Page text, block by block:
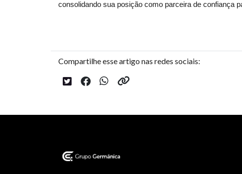
consolidando sua posição como parceira de confiança
Compartilhe esse artigo nas redes sociais: